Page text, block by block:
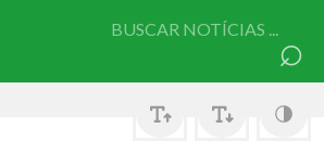
⌕